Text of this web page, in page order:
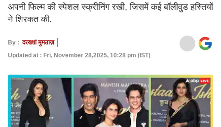
अपनी फिल्म की स्पेशल स्क्रीनिंग रखी, जिसमें कई बॉलीवुड हस्तियों
ने शिरकत की.
By : दरख्शां मुमताज़
Updated at : Fri, November 28,2025, 10:28 pm (IST)